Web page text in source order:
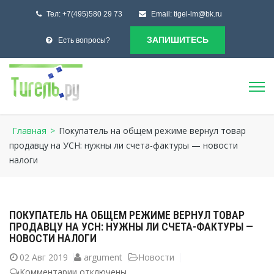
Тел: +7(495)580 29 73 Email: tigel-lm@bk.ru
Есть вопросы? ЗАПИШИТЕСЬ
Главная > Покупатель на общем режиме вернул товар
продавцу на УСН: нужны ли счета-фактуры — новости
налоги
ПОКУПАТЕЛЬ НА ОБЩЕМ РЕЖИМЕ ВЕРНУЛ ТОВАР
ПРОДАВЦУ НА УСН: НУЖНЫ ЛИ СЧЕТА-ФАКТУРЫ —
НОВОСТИ НАЛОГИ
02 Авг 2019 argument
Новости